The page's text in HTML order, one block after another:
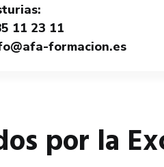
11 23 11
formacion.es
por la